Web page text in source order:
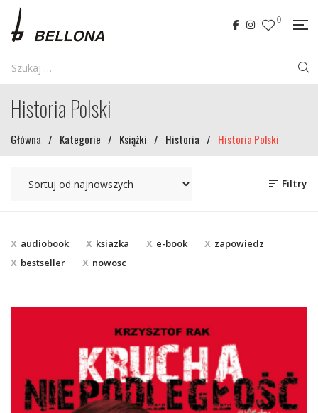
0
Historia Polski
Główna / Kategorie / Książki / Historia / Historia Polski
Filtry
audiobook ksiazka e-book
zapowiedz
bestseller
nowosc